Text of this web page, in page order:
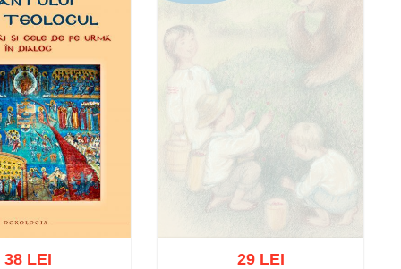
38 LEI
29 LEI